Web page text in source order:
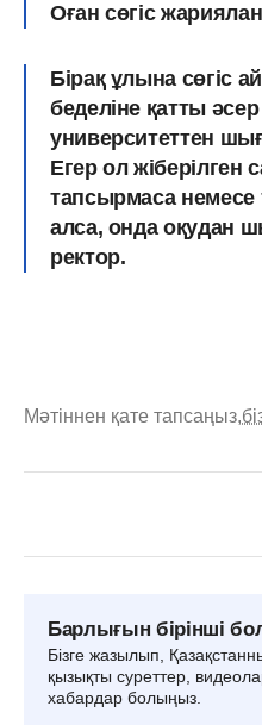
Оған сөгіс
Бірақ ұлына сөгіс
беделіне қатты әсер
университеттен
Егер ол жіберілген
тапсырмаса немесе
алса, онда оқудан
ректор.
Мәтіннен қате тапсаңыз,
Барлығын бірінші
Бізге жазылып,
қызықты суреттер,
хабардар болыңыз.